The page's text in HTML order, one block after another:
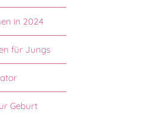
in 2024
für Jungs
Geburt